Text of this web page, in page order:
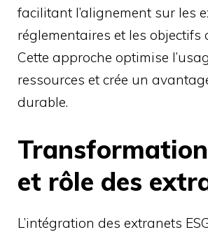
facilitant l’alignement sur les
réglementaires et les objectifs
Cette approche optimise
ressources et crée un
durable.
Transformation
et rôle des
L’intégration des extranets